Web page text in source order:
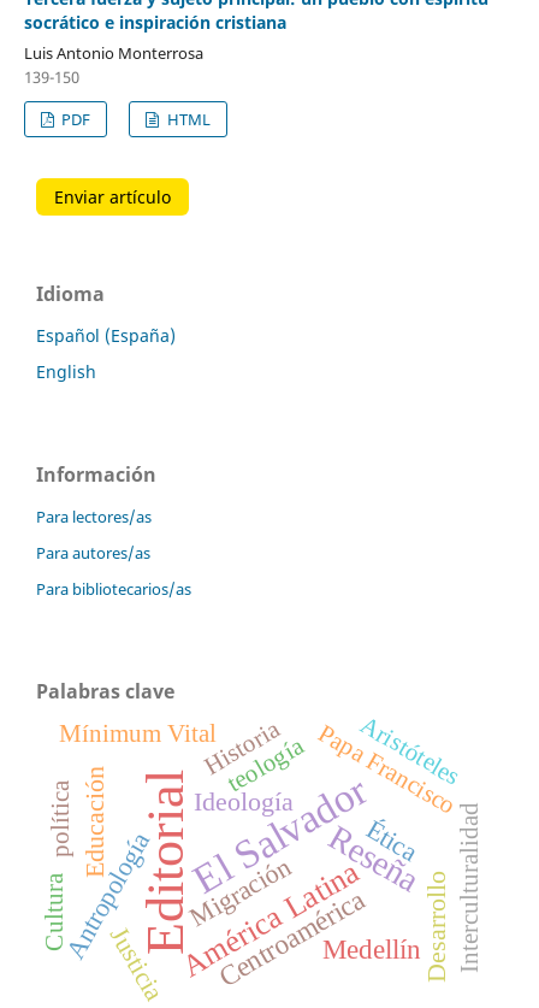
socrático e inspiración cristiana
Luis Antonio Monterrosa
139-150
PDF
HTML
Enviar artículo
Idioma
Español (España)
English
Información
Para lectores/as
Para autores/as
Para bibliotecarios/as
Palabras clave
EditorialEl Salvador
Reseña
América Latina
CentroaméricaMedellín
Migración
Ideología
Antropología
Educación Ética
Desarrollo
Justicia
Papa Francisco
teología
Historia
Cultura
Mínimum Vital Aristóteles
Interculturalidad
política